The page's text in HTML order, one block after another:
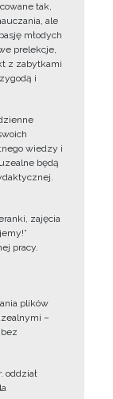
tak,
ale
młodych
prelekcje,
z zabytkami
i
wiedzy i
będą
zajęcia
pracy.
plików
–
oddział